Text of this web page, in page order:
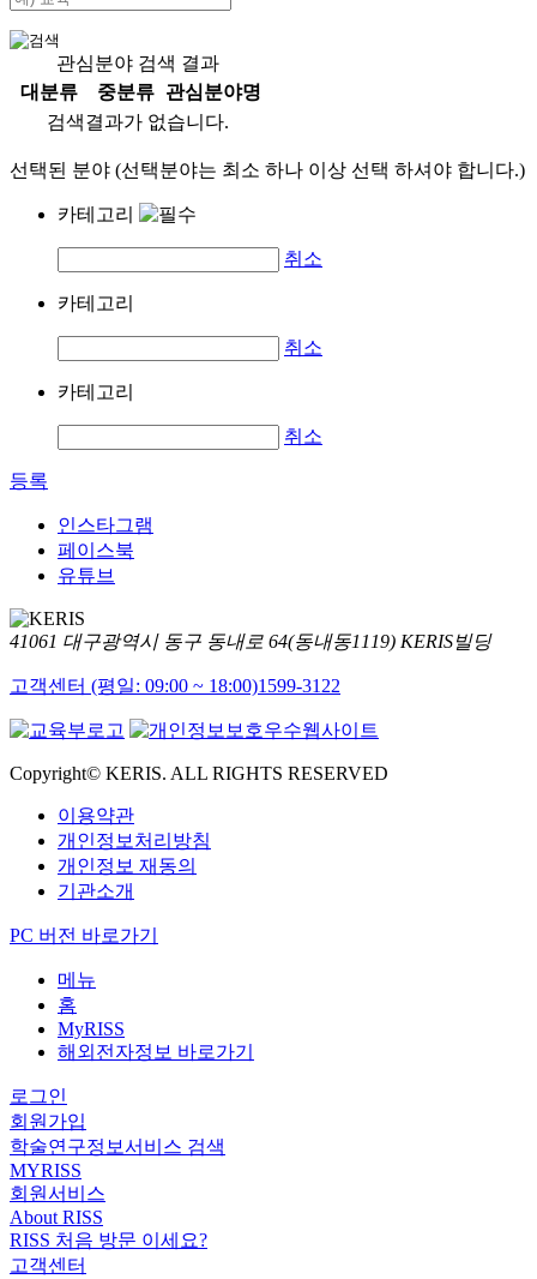
관심분야 검색 결과
대분류
중분류
관심분야명
검색결과가 없습니다.
선택된 분야 (선택분야는 최소 하나 이상 선택 하셔야 합니다.)
카테고리
취소
카테고리
취소
카테고리
취소
등록
인스타그램
페이스북
유튜브
41061 대구광역시 동구 동내로 64(동내동1119) KERIS빌딩
고객센터 (평일: 09:00 ~ 18:00)1599-3122
Copyright© KERIS. ALL RIGHTS RESERVED
이용약관
개인정보처리방침
개인정보 재동의
기관소개
PC 버전 바로가기
메뉴
홈
MyRISS
해외전자정보 바로가기
로그인
회원가입
학술연구정보서비스 검색
MYRISS
회원서비스
About RISS
RISS 처음 방문 이세요?
고객센터